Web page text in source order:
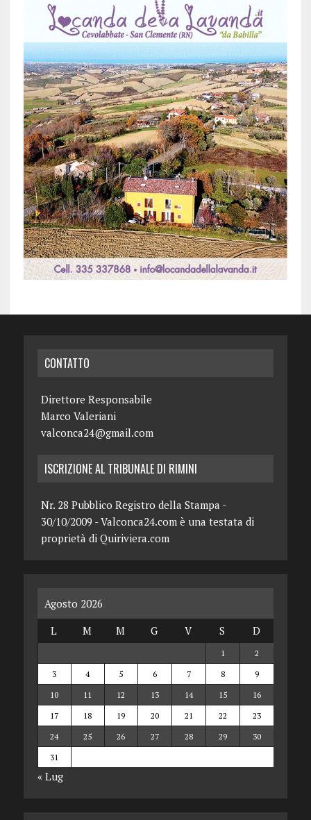
CONTATTO
Direttore Responsabile
Marco Valeriani
valconca24@gmail.com
ISCRIZIONE AL TRIBUNALE DI RIMINI
Nr. 28 Pubblico Registro della Stampa -
30/10/2009 - Valconca24.com è una testata di
proprietà di Quiriviera.com
Agosto 2026
L
M M G V S D
1
2
3
4 5 6 7 8
9
10
11 12 13 14 15
16
17
18 19 20 21 22
23
24
25 26 27 28 29
30
31
« Lug